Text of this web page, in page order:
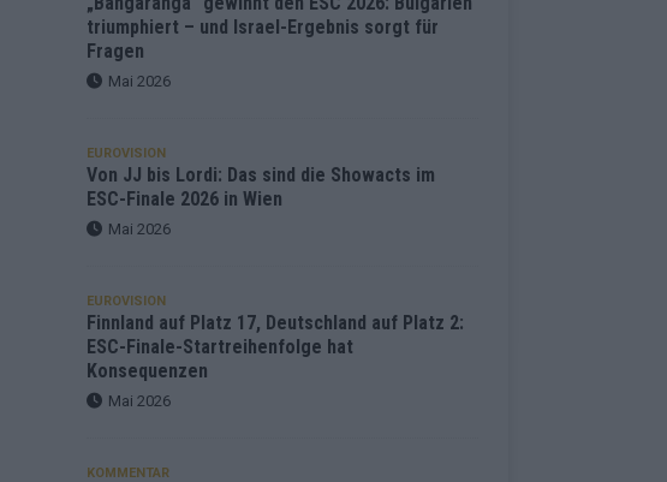
triumphiert – und Israel-Ergebnis sorgt für
Fragen
Mai 2026
EUROVISION
Von JJ bis Lordi: Das sind die Showacts im
ESC-Finale 2026 in Wien
Mai 2026
EUROVISION
Finnland auf Platz 17, Deutschland auf Platz 2:
ESC-Finale-Startreihenfolge hat
Konsequenzen
Mai 2026
KOMMENTAR